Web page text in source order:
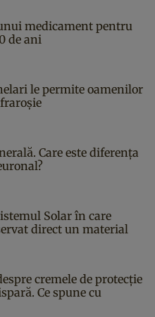
medicament pentru
de ani
le permite oamenilor
Care este diferența
Solar în care
direct un material
cremele de protecție
Ce spune cu